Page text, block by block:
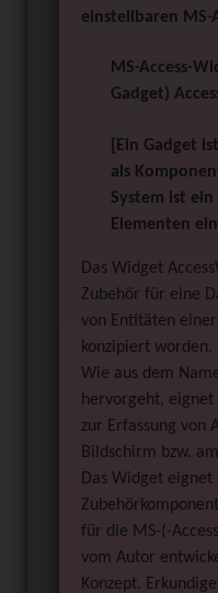
einstellbaren MS-
MS-Access-
Gadget)
[Ein Gadget
als
System ist
Elementen
Das Widget
Zubehör für eine
von Entitäten
konzipiert worden.
Wie aus dem
hervorgeht,
zur Erfassung von
Bildschirm bzw.
Das Widget eignet
Zubehörkomponente oder als
für die MS-(-
vom Autor
Konzept.